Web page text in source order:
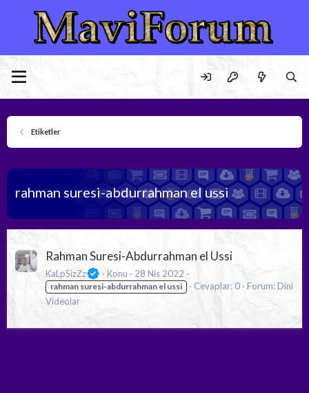
Etiketler
rahman suresi-abdurrahman el ussi
Rahman Suresi-Abdurrahman el Ussi
KaLpSizZz Konu 28 Nis 2022
rahman suresi-abdurrahman el ussi Cevaplar: 0 Forum:Dini
Videolar